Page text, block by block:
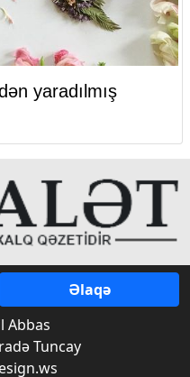
yaradılmış
Əlaqə
Abbas
Tuncay